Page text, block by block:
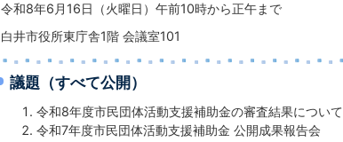
令和8年6月16日（火曜日）午前10時から正午まで
白井市役所東庁舎1階 会議室101
議題（すべて公開）
令和8年度市民団体活動支援補助金の審査結果について
令和7年度市民団体活動支援補助金 公開成果報告会